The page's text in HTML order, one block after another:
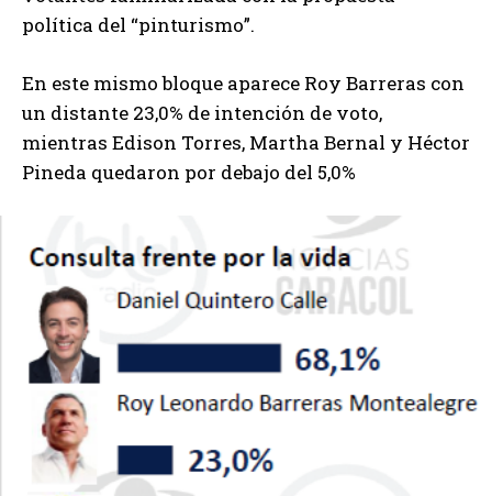
política del “pinturismo”.
En este mismo bloque aparece Roy Barreras con
un distante 23,0% de intención de voto,
mientras Edison Torres, Martha Bernal y Héctor
Pineda quedaron por debajo del 5,0%